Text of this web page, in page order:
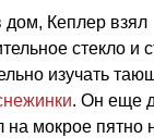
дом, Кеплер взял
стекло и
изучать
. Он еще
на мокрое пятно